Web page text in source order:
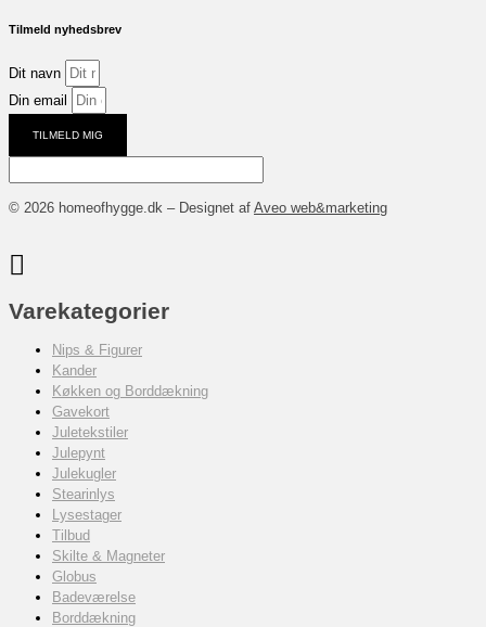
Tilmeld nyhedsbrev
Dit navn
Din email
TILMELD MIG
© 2026 homeofhygge.dk – Designet af Aveo web&marketing
Varekategorier
Nips & Figurer
Kander
Køkken og Borddækning
Gavekort
Juletekstiler
Julepynt
Julekugler
Stearinlys
Lysestager
Tilbud
Skilte & Magneter
Globus
Badeværelse
Borddækning